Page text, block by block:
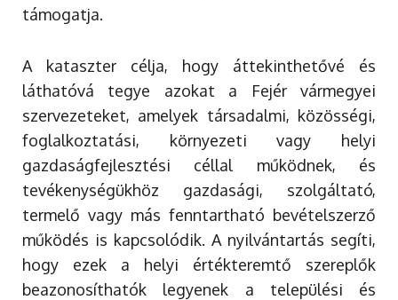
támogatja.
A kataszter célja, hogy áttekinthetővé és
láthatóvá tegye azokat a Fejér vármegyei
szervezeteket, amelyek társadalmi, közösségi,
foglalkoztatási, környezeti vagy helyi
gazdaságfejlesztési céllal működnek, és
tevékenységükhöz gazdasági, szolgáltató,
termelő vagy más fenntartható bevételszerző
működés is kapcsolódik. A nyilvántartás segíti,
hogy ezek a helyi értékteremtő szereplők
beazonosíthatók legyenek a települési és